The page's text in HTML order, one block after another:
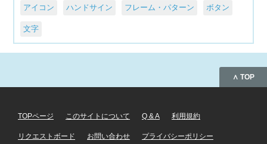
アイコン ハンドサイン フレーム・パターン ボタン
文字
∧ TOP
TOPページ このサイトについて Q & A 利用規約
リクエストボード お問い合わせ プライバシーポリシー